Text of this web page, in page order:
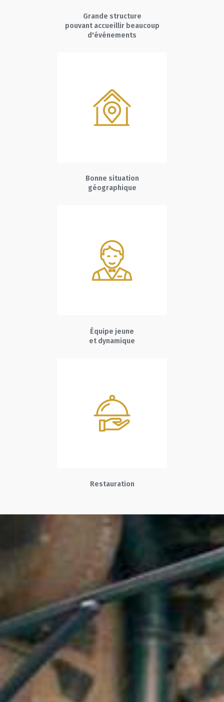
Grande structure
pouvant accueillir beaucoup
d'événements
Bonne situation
géographique
Équipe jeune
et dynamique
Restauration